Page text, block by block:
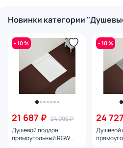
Новинки категории
- 10 %
21 687 ₽ 24 096 ₽
Душевой поддон
прямоугольный RGW
- 10 %
24
Душевой